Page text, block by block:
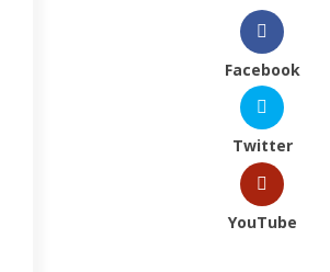
Facebook
Twitter
YouTube